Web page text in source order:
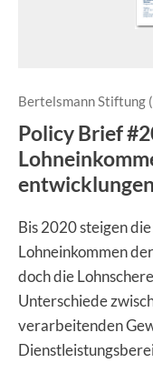
Bertelsmann Stiftung
Policy Brief
Bis 2020 steigen
Lohneinkommen
doch die
Unterschiede
verarbeitenden